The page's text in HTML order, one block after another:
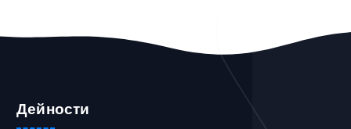
Дейности